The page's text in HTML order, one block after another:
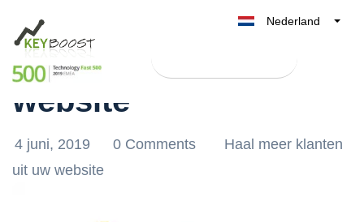
Nederland
België
UK
Checklist voor uw
website
4 juni, 2019 0 Comments
Haal meer klanten
uit uw website